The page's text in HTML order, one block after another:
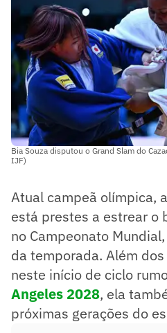
Bia Souza disputou o Grand Slam do
IJF)
Atual campeã olímpica,
está prestes a estrear o
no Campeonato
da temporada. Além
neste início de ciclo
Angeles 2028, ela
próximas gerações do